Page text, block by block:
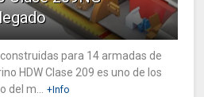
para 14 armadas de
HDW Clase 209 es uno de los
m...
+Info